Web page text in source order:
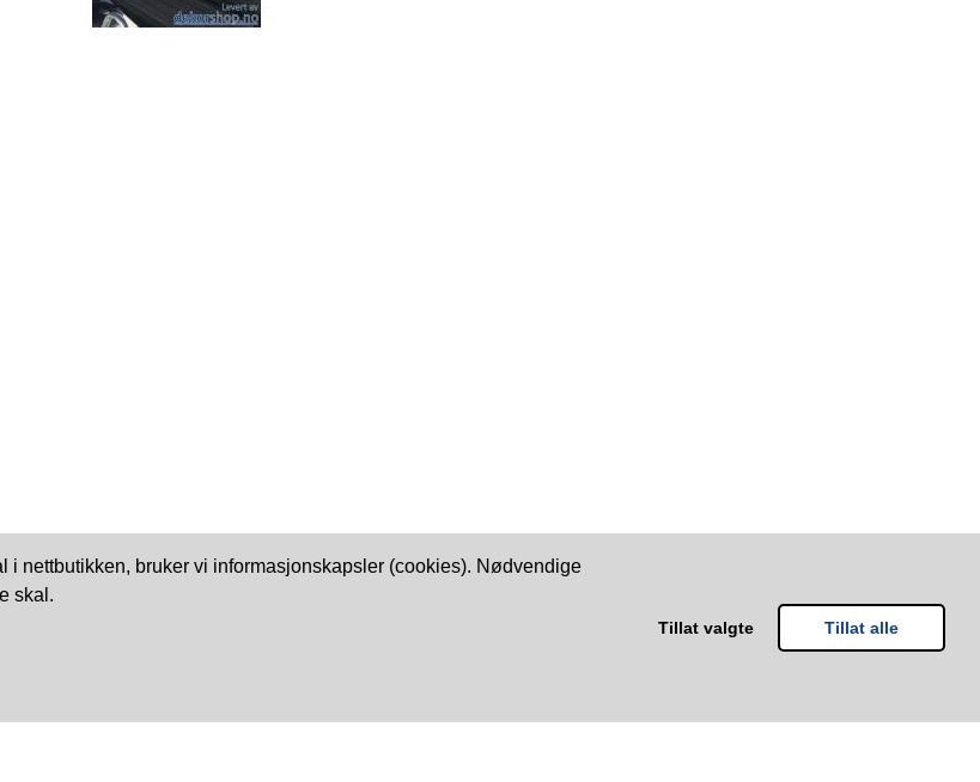
nettbutikken, bruker vi informasjonskapsler (cookies). Nødvendige
skal.
Tillat valgte Tillat alle